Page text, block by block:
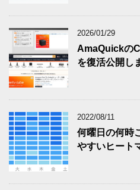
2026/01/29
AmaQuickの
を復活公開し
2022/08/11
何曜日の何時
やすいヒート